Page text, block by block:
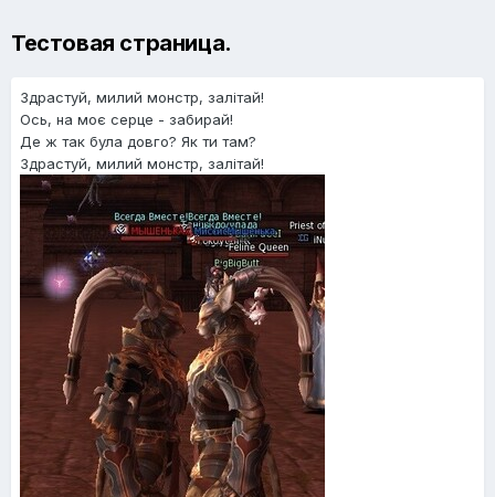
Тестовая страница.
Здрастуй, милий монстр, залітай!
Ось, на моє серце - забирай!
Де ж так була довго? Як ти там?
Здрастуй, милий монстр, залітай!